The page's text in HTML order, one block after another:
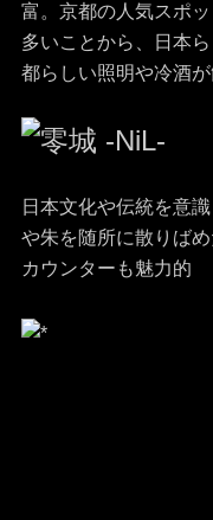
富。京都の人気スポ
多いことから、日本
都らしい照明や冷酒
日本文化や伝統を意
や朱を随所に散りば
カウンターも魅力的